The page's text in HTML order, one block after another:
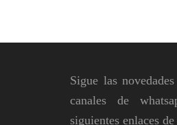
Sigue las
canales de
siguientes enlaces de